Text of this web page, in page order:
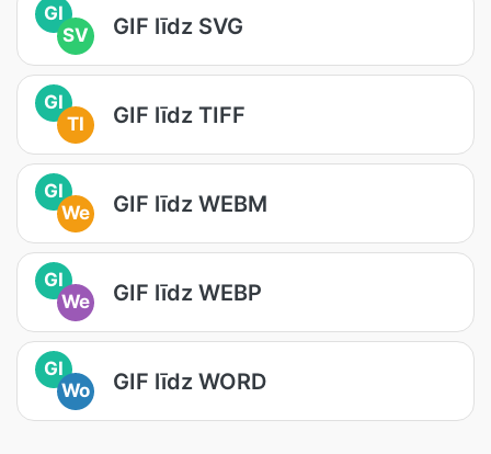
GI
SV
GIF līdz SVG
GI
TI
GIF līdz TIFF
GI
We
GIF līdz WEBM
GI
We
GIF līdz WEBP
GI
Wo
GIF līdz WORD